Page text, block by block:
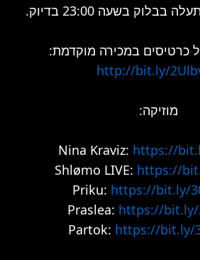
כרטיסים במכירה מוקדמת:
http://bit.ly/
מוזיקה:
Nina Kraviz: https://
Shlømo LIVE: https://
Priku: https://bit.ly/
Praslea: https://bit.ly/
Partok: https://bit.ly/